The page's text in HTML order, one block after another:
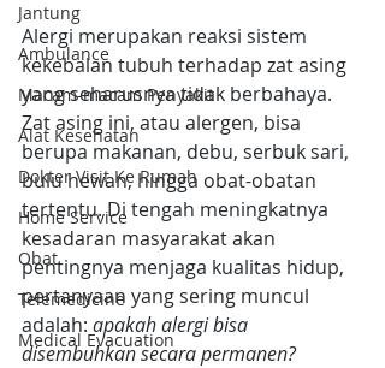
Jantung
Ambulance
Macam-macam Penyakit
Alat Kesehatan
Dokter Visit Ke Rumah
Home Service
Obat
Telemedicine
Medical Evacuation
Alergi merupakan reaksi sistem
kekebalan tubuh terhadap zat asing
yang seharusnya tidak berbahaya.
Zat asing ini, atau alergen, bisa
berupa makanan, debu, serbuk sari,
bulu hewan, hingga obat-obatan
tertentu. Di tengah meningkatnya
kesadaran masyarakat akan
pentingnya menjaga kualitas hidup,
pertanyaan yang sering muncul
adalah: apakah alergi bisa
disembuhkan secara permanen?